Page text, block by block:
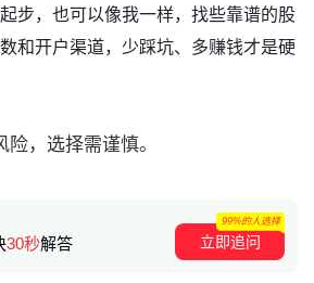
步，也可以像我一样，找些靠谱的股
和开户渠道，少踩坑、多赚钱才是硬
，选择需谨慎。
30秒解答 立即追问
99%的人选择